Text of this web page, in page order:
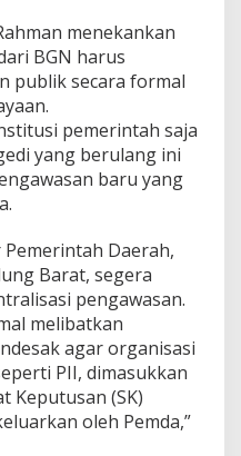
menekankan
BGN harus
publik secara formal
pemerintah saja
yang berulang ini
baru yang
Daerah,
Barat, segera
pengawasan.
melibatkan
agar organisasi
PII, dimasukkan
Keputusan (SK)
oleh Pemda,”